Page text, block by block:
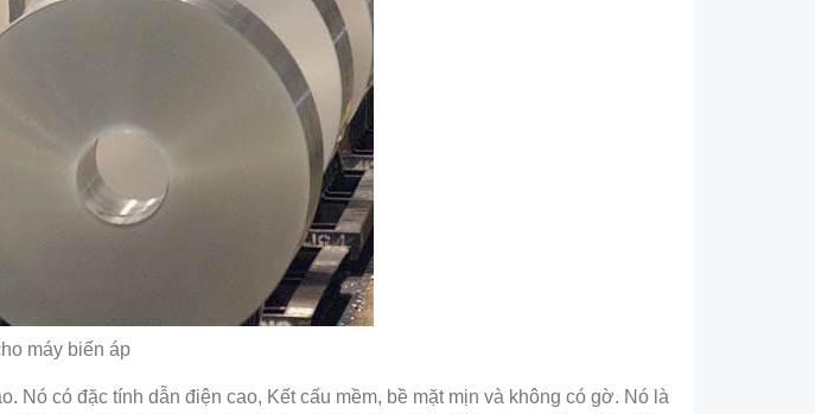
máy biến áp
có đặc tính dẫn điện cao, Kết cấu mềm, bề mặt mịn và không có gờ. Nó là